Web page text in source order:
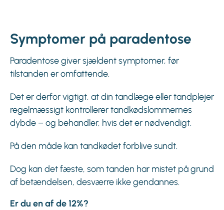
Symptomer på paradentose
Paradentose giver sjældent symptomer, før
tilstanden er omfattende.
Det er derfor vigtigt, at din tandlæge eller tandplejer
regelmæssigt kontrollerer tandkødslommernes
dybde – og behandler, hvis det er nødvendigt.
På den måde kan tandkødet forblive sundt.
Dog kan det fæste, som tanden har mistet på grund
af betændelsen, desværre ikke gendannes.
Er du en af de 12%?